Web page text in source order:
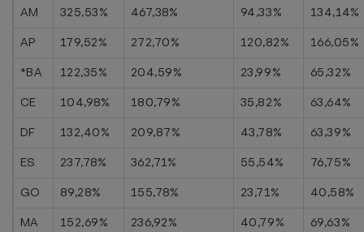
AM
325,53% 467,38% 94,33%
134,14%
AP
179,52% 272,70% 120,82%
166,05%
*BA
122,35% 204,59% 23,99%
65,32%
CE
104,98% 180,79% 35,82%
63,64%
DF
132,40% 209,87% 43,78%
63,39%
ES
237,78% 362,71% 55,54%
76,75%
GO
89,28% 155,78% 23,71%
40,58%
MA
152,69% 236,92% 40,79%
69,63%